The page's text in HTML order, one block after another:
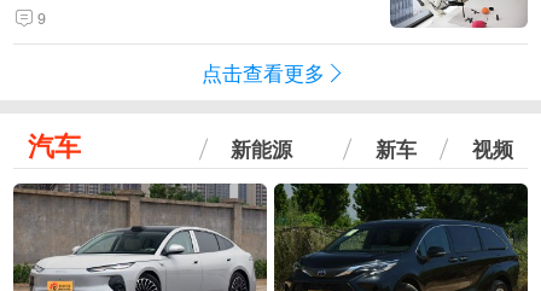
9
点击查看更多
汽车 新能源 新车 视频